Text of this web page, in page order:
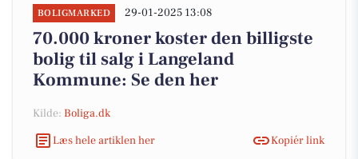
BOLIGMARKED 29-01-2025 13:08
70.000 kroner koster den billigste
bolig til salg i Langeland
Kommune: Se den her
Kilde: Boliga.dk
Læs hele artiklen her
Kopiér link